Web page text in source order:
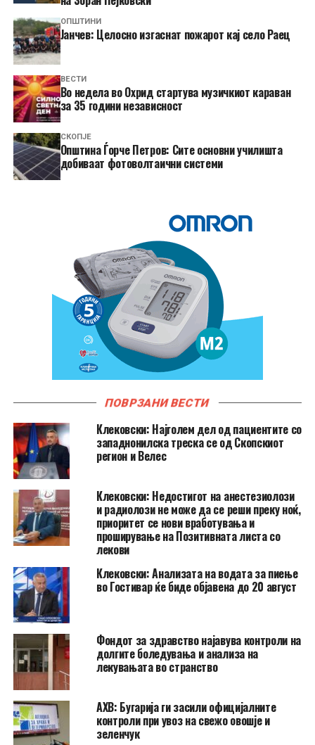
ОПШТИНИ
Јанчев: Целосно изгаснат пожарот кај село Раец
ВЕСТИ
Во недела во Охрид стартува музичкиот караван
за 35 години независност
СКОПЈЕ
Општина Ѓорче Петров: Сите основни училишта
добиваат фотоволтаични системи
ПОВРЗАНИ ВЕСТИ
Клековски: Најголем дел од пациентите сo
западнонилска треска се од Скопскиот
регион и Велес
Клековски: Недостигот на анестезиолози
и радиолози не може да се реши преку ноќ,
приоритет се нови вработувања и
проширување на Позитивната листа со
лекови
Клековски: Анализата на водата за пиење
во Гостивар ќе биде објавена до 20 август
Фондот за здравство најавува контроли на
долгите боледувања и анализа на
лекувањата во странство
АХВ: Бугарија ги засили официјалните
контроли при увоз на свежо овошје и
зеленчук